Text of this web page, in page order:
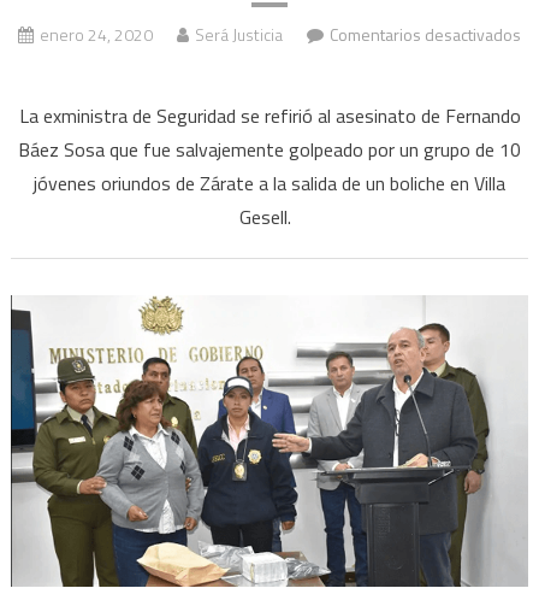
enero 24, 2020 Será Justicia
Comentarios desactivados
Bullrich:
“Con
la
pistola
bajaste
al
rugbier
fortachón
se
convierte
en
La exministra de Seguridad se refirió al asesinato de Fernando
Báez Sosa que fue salvajemente golpeado por un grupo de 10
jóvenes oriundos de Zárate a la salida de un boliche en Villa
Gesell.